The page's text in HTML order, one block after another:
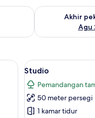
pekan ini Agu 14 - Agu
Akhir
Agu
Periksa
premium, minibar, brankas,
Lihat
semua
foto
untuk
Studio
10
Studio
Pemandangan
50 meter persegi
1 kamar tidur